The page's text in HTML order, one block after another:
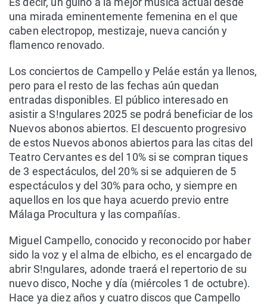
una mirada eminentemente femenina en el que
caben electropop, mestizaje, nueva canción y
flamenco renovado.
Los conciertos de Campello y Peláe están ya llenos,
pero para el resto de las fechas aún quedan
entradas disponibles. El público interesado en
asistir a S!ngulares 2025 se podrá beneficiar de los
Nuevos abonos abiertos. El descuento progresivo
de estos Nuevos abonos abiertos para las citas del
Teatro Cervantes es del 10% si se compran tiques
de 3 espectáculos, del 20% si se adquieren de 5
espectáculos y del 30% para ocho, y siempre en
aquellos en los que haya acuerdo previo entre
Málaga Procultura y las compañías.
Miguel Campello, conocido y reconocido por haber
sido la voz y el alma de elbicho, es el encargado de
abrir S!ngulares, adonde traerá el repertorio de su
nuevo disco, Noche y día (miércoles 1 de octubre).
Hace ya diez años y cuatro discos que Campello